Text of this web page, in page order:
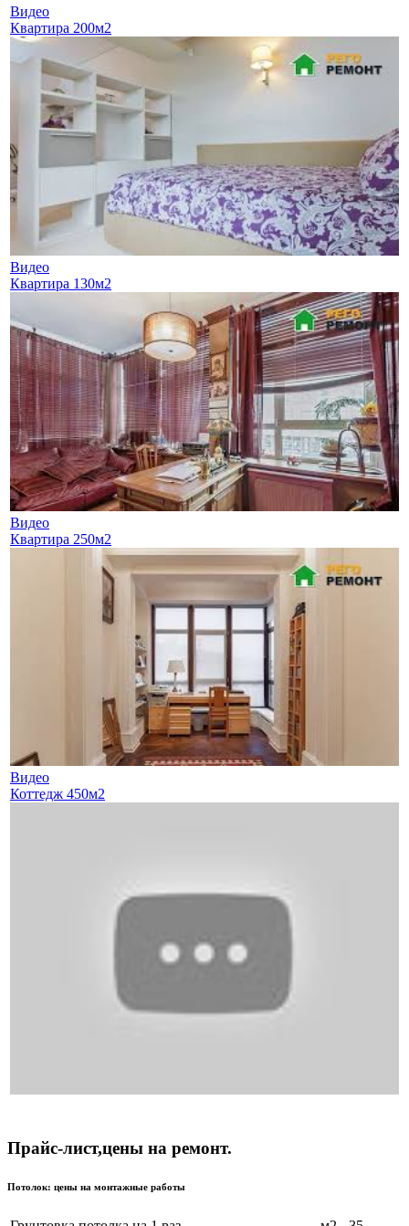
Видео
Квартира 200м2
Видео
Квартира 130м2
Видео
Квартира 250м2
Видео
Коттедж 450м2
Прайс-лист,цены на ремонт.
Потолок: цены на монтажные работы